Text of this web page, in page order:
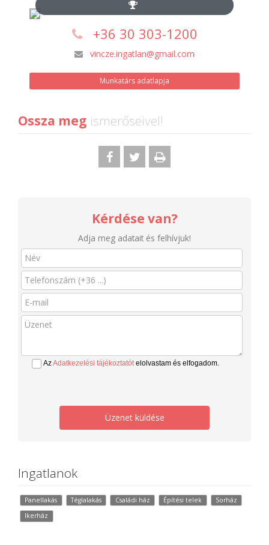
+36 30 303-1200
vincze.ingatlan@gmail.com
Munkatárs adatlapja
Ossza meg ismerőseivel!
Kérdése van?
Adja meg adatait és felhívjuk!
AzAdatkezelési tájékoztatótelolvastam és elfogadom.
Üzenet küldése
Ingatlanok
Panellakás Téglalakás Családi ház Építési telek
Sorház
Ikerház